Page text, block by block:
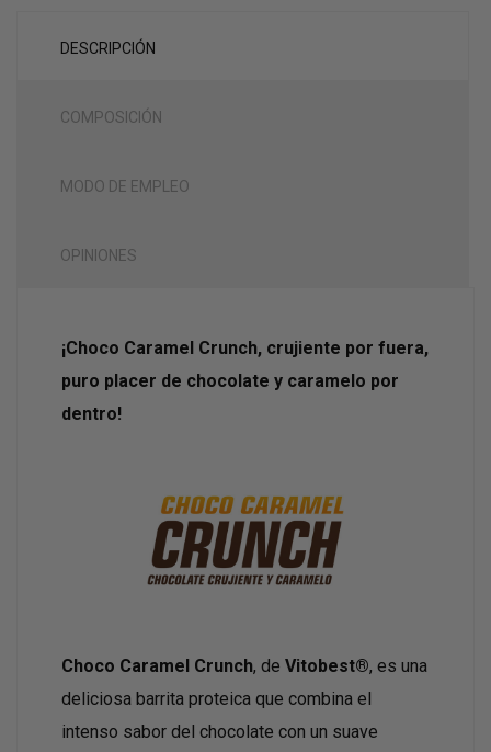
DESCRIPCIÓN
COMPOSICIÓN
MODO DE EMPLEO
OPINIONES
¡Choco Caramel Crunch, crujiente por fuera,
puro placer de chocolate y caramelo por
dentro!
Choco Caramel Crunch, de Vitobest®, es una
deliciosa barrita proteica que combina el
intenso sabor del chocolate con un suave